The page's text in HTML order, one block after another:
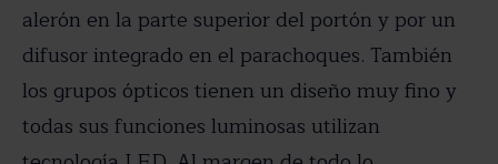
alerón en la parte superior del portón y por un
difusor integrado en el parachoques. También
los grupos ópticos tienen un diseño muy fino y
todas sus funciones luminosas utilizan